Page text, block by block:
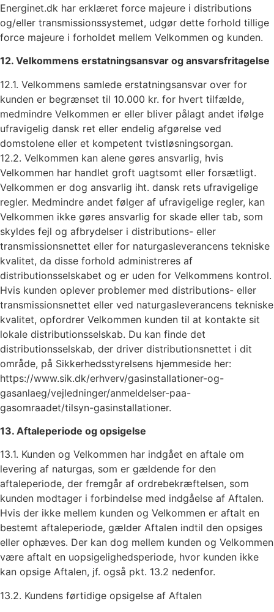
Energinet.dk har erklæret force majeure i distributions
og/eller transmissionssystemet, udgør dette forhold tillige
force majeure i forholdet mellem Velkommen og kunden.
12. Velkommens erstatningsansvar og ansvarsfritagelse
12.1. Velkommens samlede erstatningsansvar over for
kunden er begrænset til 10.000 kr. for hvert tilfælde,
medmindre Velkommen er eller bliver pålagt andet ifølge
ufravigelig dansk ret eller endelig afgørelse ved
domstolene eller et kompetent tvistløsningsorgan.
12.2. Velkommen kan alene gøres ansvarlig, hvis
Velkommen har handlet groft uagtsomt eller forsætligt.
Velkommen er dog ansvarlig iht. dansk rets ufravigelige
regler. Medmindre andet følger af ufravigelige regler, kan
Velkommen ikke gøres ansvarlig for skade eller tab, som
skyldes fejl og afbrydelser i distributions- eller
transmissionsnettet eller for naturgasleverancens tekniske
kvalitet, da disse forhold administreres af
distributionsselskabet og er uden for Velkommens kontrol.
Hvis kunden oplever problemer med distributions- eller
transmissionsnettet eller ved naturgasleverancens tekniske
kvalitet, opfordrer Velkommen kunden til at kontakte sit
lokale distributionsselskab. Du kan finde det
distributionsselskab, der driver distributionsnettet i dit
område, på Sikkerhedsstyrelsens hjemmeside her:
https://www.sik.dk/erhverv/gasinstallationer-og-
gasanlaeg/vejledninger/anmeldelser-paa-
gasomraadet/tilsyn-gasinstallationer.
13. Aftaleperiode og opsigelse
13.1. Kunden og Velkommen har indgået en aftale om
levering af naturgas, som er gældende for den
aftaleperiode, der fremgår af ordrebekræftelsen, som
kunden modtager i forbindelse med indgåelse af Aftalen.
Hvis der ikke mellem kunden og Velkommen er aftalt en
bestemt aftaleperiode, gælder Aftalen indtil den opsiges
eller ophæves. Der kan dog mellem kunden og Velkommen
være aftalt en uopsigelighedsperiode, hvor kunden ikke
kan opsige Aftalen, jf. også pkt. 13.2 nedenfor.
13.2. Kundens førtidige opsigelse af Aftalen